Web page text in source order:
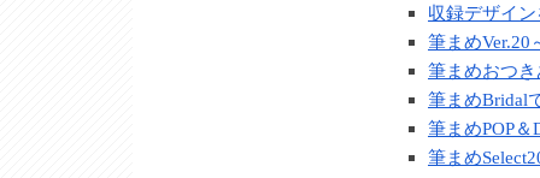
収録デザイ
筆まめVer.20
筆まめおつ
筆まめBridal
筆まめPOP
筆まめ